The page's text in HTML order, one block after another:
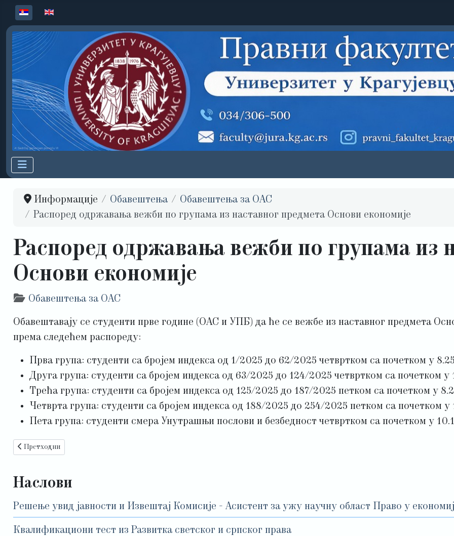
Изаберите ваш језик
Информације Обавештења
Обавештења за ОАС
Распоред одржавања вежби по групама из наставног предмета Основи економије
Распоред одржавања вежби по групама из
Основи економије
Детаљи
Обавештења за ОАС
Обавештавају се студенти прве године (ОАС и УПБ) да ће се вежбе из наставног предмета
према следећем распореду:
Прва група: студенти са бројем индекса од 1/2025 до 62/2025 четвртком са почетком у
Друга група: студенти са бројем индекса од 63/2025 до 124/2025 четвртком са почетком у
Трећа група: студенти са бројем индекса од 125/2025 до 187/2025 петком са почетком у
Четврта група: студенти са бројем индекса од 188/2025 до 254/2025 петком са почетком у
Пета група: студенти смера Унутрашњи послови и безбедност четвртком са почетком у
Претходни чланак: Распоред по групама за вежбе из предмета Међународно приватно право
Претходни
Наслови
Решење увид јавности и Извештај Комисије - Асистент за ужу научну област Право у
Квалификациони тест из Развитка светског и српског права